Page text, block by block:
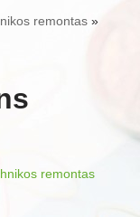
remontas »
remontas